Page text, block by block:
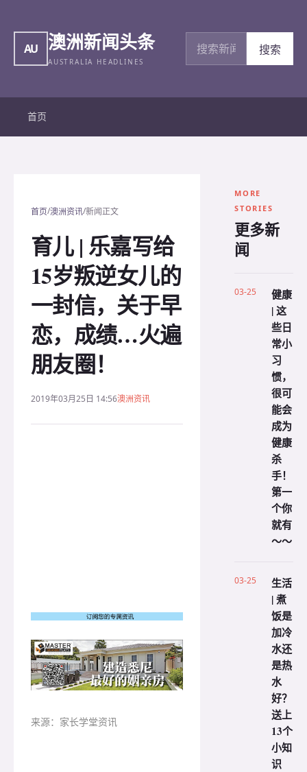
AU 澳洲新闻头条
AUSTRALIA HEADLINES
搜索新闻
搜索
首页
首页/澳洲资讯/新闻正文
育儿 | 乐嘉写给
15岁叛逆女儿的
一封信，关于早
恋，成绩…火遍
朋友圈！
2019年03月25日 14:56澳洲资讯
来源：家长学堂资讯
MORE
STORIES
更多新
闻
03-25
健康
| 这
些日
常小
习
惯，
很可
能会
成为
健康
杀
手！
第一
个你
就有
～～
03-25
生活
| 煮
饭是
加冷
水还
是热
水
好？
送上
13个
小知
识